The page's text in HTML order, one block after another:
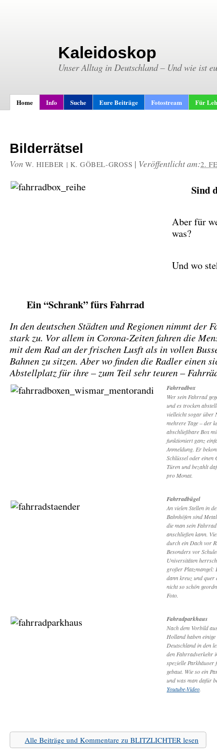
Kaleidoskop
Unser Alltag in Deutschland – Und wie ist
Home Info Suche Eure Beiträge Fotostream Für
Bilderrätsel
Von W. HIEBER | K. GÖBEL-GROSS | Veröffentlicht am:2.
Sind
Aber für
was?
Und wo
Ein “Schrank” fürs Fahrrad
In den deutschen Städten und Regionen nimmt der
stark zu. Vor allem in Corona-Zeiten fahren die
mit dem Rad an der frischen Lusft als in vollen
Bahnen zu sitzen. Aber wo finden die Radler einen
Abstellplatz für ihre – zum Teil sehr teuren –
Fahrradbox
Wer sein Fahrrad
und es trocken
vielleicht sogar über
mehrere Tage – der
abschließbare Box
funktioniert ganz
Anmeldung. Er
Schlüssel oder einen
Türen und bezahlt
pro Monat.
Fahrradbügel
An vielen Stellen in
Bahnhöfen sind
die man sein
anschließen kann.
durch ein Dach vor
Besonders vor
Universitäten
großer Platzmangel:
dann kreuz und quer
nicht so schön
Foto.
Fahradparkhaus
Nach dem Vorbild
Holland haben einige
Deutschland in den
den Fahrradverkehr
spezielle
gebaut. Wie so ein
und was man dafür
Youtube-Video
Alle Beiträge und Kommentare zu BLITZLICHTER lesen